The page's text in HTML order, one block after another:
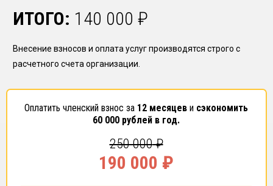
ИТОГО: 140 000 ₽
Внесение взносов и оплата услуг производятся строго с
расчетного счета организации.
Оплатить членский взнос за 12 месяцев и сэкономить
60 000 рублей в год.
250 000₽
190 000 ₽